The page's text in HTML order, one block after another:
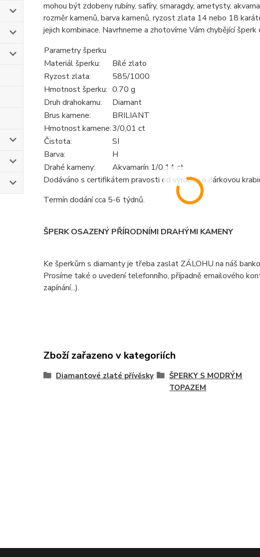
mohou být zdobeny rubíny, safíry, smaragdy, ametysty,
rozměr kamenů, barva kamenů, ryzost zlata 14 nebo 18
jejich kombinace. Navrhneme a zhotovíme Vám chybějící šperk
Parametry šperku
Materiál šperku:
Bílé zlato
Ryzost zlata:
585/1000
Hmotnost šperku: 0.70 g
Druh drahokamu:
Diamant
Brus kamene:
BRILIANT
Hmotnost kamene:3/0,01 ct
Čistota:
SI
Barva:
H
Drahé kameny:
Akvamarín 1/0,14 ct
Dodáváno s certifikátem pravosti od výrobce a dárkovou
Termín dodání cca 5-6 týdnů.
ŠPERK OSAZENÝ PŘÍRODNÍMI DRAHÝMI KAMENY
Ke šperkům s diamanty je třeba zaslat ZÁLOHU na náš
Prosíme také o uvedení telefonního, případně emailového
zapínání...).
Zboží zařazeno v kategoriích
Diamantové zlaté přívěsky
ŠPERKY S MODRÝM
TOPAZEM